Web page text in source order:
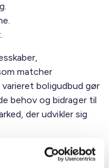
matcher
boligudbud gør
behov og bidrager til
der udvikler sig
i kommunen